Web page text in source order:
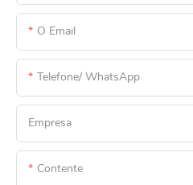
O Email
Telefone/ WhatsApp
Empresa
Contente